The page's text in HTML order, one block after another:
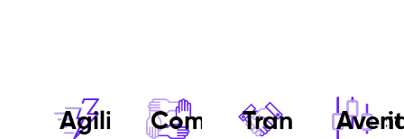
AgilidadeComunidade